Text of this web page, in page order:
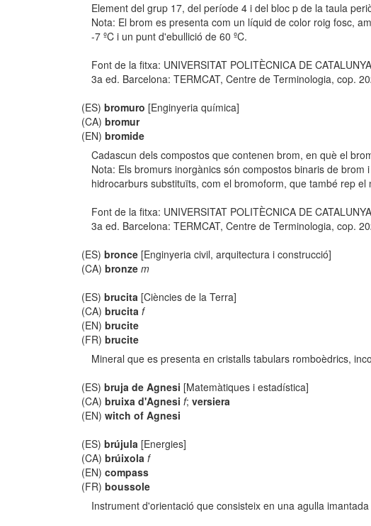
Element del grup 17, del període 4 i del bloc p de la taula
Nota: El brom es presenta com un líquid de color roig fosc,
-7 ºC i un punt d'ebullició de 60 ºC.
Font de la fitxa: UNIVERSITAT POLITÈCNICA DE
3a ed. Barcelona: TERMCAT, Centre de Terminologia, cop.
(ES)bromuro [Enginyeria química]
(CA)bromur
(EN)bromide
Cadascun dels compostos que contenen brom, en què el
Nota: Els bromurs inorgànics són compostos binaris de
hidrocarburs substituïts, com el bromoform, que també rep el
Font de la fitxa: UNIVERSITAT POLITÈCNICA DE
3a ed. Barcelona: TERMCAT, Centre de Terminologia, cop.
(ES)bronce [Enginyeria civil, arquitectura i construcció]
(CA)bronze m
(ES)brucita [Ciències de la Terra]
(CA)brucita f
(EN)brucite
(FR)brucite
Mineral que es presenta en cristalls tabulars romboèdrics,
(ES)bruja de Agnesi [Matemàtiques i estadística]
(CA)bruixa d'Agnesi f;versiera
(EN)witch of Agnesi
(ES)brújula [Energies]
(CA)brúixola f
(EN)compass
(FR)boussole
Instrument d'orientació que consisteix en una agulla